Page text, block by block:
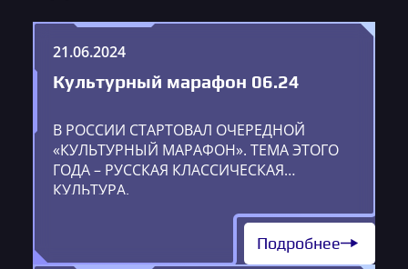
21.06.2024
Культурный марафон 06.24
В РОССИИ СТАРТОВАЛ ОЧЕРЕДНОЙ
«КУЛЬТУРНЫЙ МАРАФОН». ТЕМА ЭТОГО
ГОДА – РУССКАЯ КЛАССИЧЕСКАЯ
КУЛЬТУРА.
Подробнее